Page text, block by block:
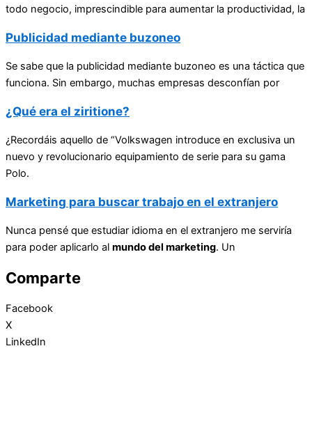
todo negocio, imprescindible para aumentar la productividad, la
Publicidad mediante buzoneo
Se sabe que la publicidad mediante buzoneo es una táctica que
funciona. Sin embargo, muchas empresas desconfían por
¿Qué era el ziritione?
¿Recordáis aquello de “Volkswagen introduce en exclusiva un
nuevo y revolucionario equipamiento de serie para su gama
Polo.
Marketing para buscar trabajo en el extranjero
Nunca pensé que estudiar idioma en el extranjero me serviría
para poder aplicarlo al mundo del marketing. Un
Comparte
Facebook
X
LinkedIn